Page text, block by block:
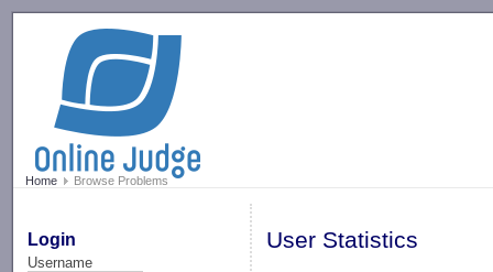
Home Browse Problems
Login
Username
User Statistics